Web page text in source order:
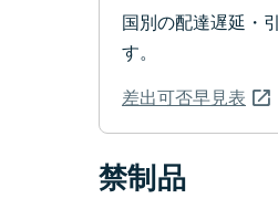
国別の配達遅延・
す。
差出可否早見表
禁制品